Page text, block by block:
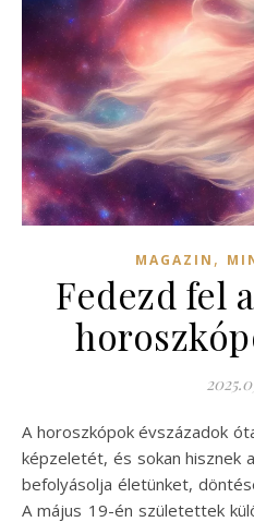
MAGAZIN ,
Fedezd fel
A horoszkópok évszázadok óta foglalkoztatják az emberek
képzeletét, és sokan hisznek
befolyásolja életünket,
A május 19-én születettek